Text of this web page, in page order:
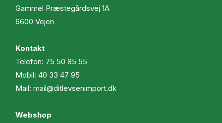
Gammel Præstegårdsvej 1A
6600 Vejen
Kontakt
Telefon: 75 50 85 55
Mobil: 40 33 47 95
Mail: mail@ditlevsenimport.dk
Webshop